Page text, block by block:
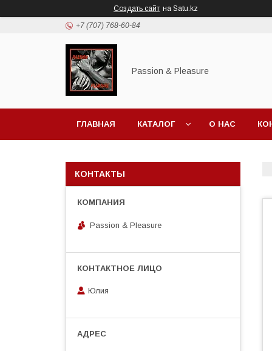
Создать сайт на Satu.kz
+7 (707) 768-60-84
Passion & Pleasure
ГЛАВНАЯ КАТАЛОГ О НАС
КОНТАКТЫ
Passion & Pleasure
Юлия